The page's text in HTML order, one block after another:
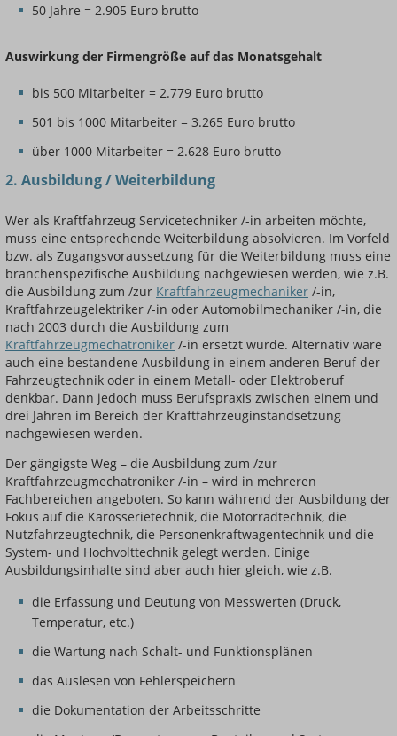
50 Jahre = 2.905 Euro brutto
Auswirkung der Firmengröße auf das Monatsgehalt
bis 500 Mitarbeiter = 2.779 Euro brutto
501 bis 1000 Mitarbeiter = 3.265 Euro brutto
über 1000 Mitarbeiter = 2.628 Euro brutto
2. Ausbildung / Weiterbildung
Wer als Kraftfahrzeug Servicetechniker /-in arbeiten möchte,
muss eine entsprechende Weiterbildung absolvieren. Im Vorfeld
bzw. als Zugangsvoraussetzung für die Weiterbildung muss eine
branchenspezifische Ausbildung nachgewiesen werden, wie z.B.
die Ausbildung zum /zur Kraftfahrzeugmechaniker /-in,
Kraftfahrzeugelektriker /-in oder Automobilmechaniker /-in, die
nach 2003 durch die Ausbildung zum
Kraftfahrzeugmechatroniker /-in ersetzt wurde. Alternativ wäre
auch eine bestandene Ausbildung in einem anderen Beruf der
Fahrzeugtechnik oder in einem Metall- oder Elektroberuf
denkbar. Dann jedoch muss Berufspraxis zwischen einem und
drei Jahren im Bereich der Kraftfahrzeuginstandsetzung
nachgewiesen werden.
Der gängigste Weg – die Ausbildung zum /zur
Kraftfahrzeugmechatroniker /-in – wird in mehreren
Fachbereichen angeboten. So kann während der Ausbildung der
Fokus auf die Karosserietechnik, die Motorradtechnik, die
Nutzfahrzeugtechnik, die Personenkraftwagentechnik und die
System- und Hochvolttechnik gelegt werden. Einige
Ausbildungsinhalte sind aber auch hier gleich, wie z.B.
die Erfassung und Deutung von Messwerten (Druck,
Temperatur, etc.)
die Wartung nach Schalt- und Funktionsplänen
das Auslesen von Fehlerspeichern
die Dokumentation der Arbeitsschritte